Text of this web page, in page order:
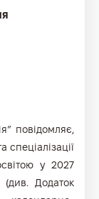
повідомляє,
у 2027
Додаток